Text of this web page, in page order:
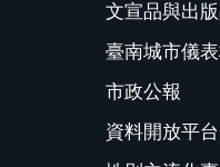
文宣品與出
臺南城市儀
市政公報
資料開放平台